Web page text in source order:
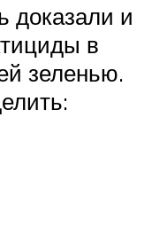
доказали и
в
зеленью.